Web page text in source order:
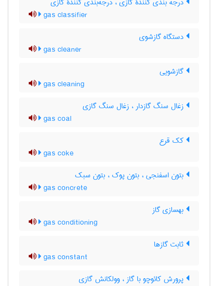
gas classifier
دستگاه گازشوی
gas cleaner
گازشویی
gas cleaning
زغال سنگ گازدار ، زغال سنگ گازی
gas coal
کک قرع
gas coke
بتون اسفنجی ، بتون پوک ، بتون سبک
gas concrete
بهسازی گاز
gas conditioning
ثابت گازها
gas constant
پرورش کائوچو با گاز ، وولکانش گازی